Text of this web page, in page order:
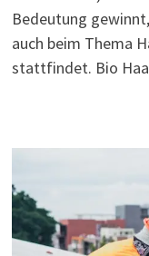
Bedeutung
auch beim Thema
stattfindet. Bio